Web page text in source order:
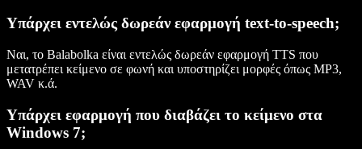
Υπάρχει εντελώς δωρεάν εφαρμογή text-to-speech;
Ναι, το Balabolka είναι εντελώς δωρεάν εφαρμογή TTS που
μετατρέπει κείμενο σε φωνή και υποστηρίζει μορφές όπως MP3,
WAV κ.ά.
Υπάρχει εφαρμογή που διαβάζει το κείμενο στα
Windows 7;